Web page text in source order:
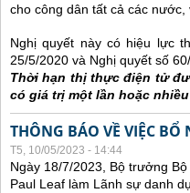
cho công dân tất cả các nước,
Nghị quyết này có hiệu lực
25/5/2020 và Nghị quyết số
Thời hạn thị thực điện tử
có giá trị một lần hoặc
THÔNG BÁO VỀ VIỆC
T5, 10/05/2023 - 14:44
Ngày 18/7/2023, Bộ trưởng
Paul Leaf làm Lãnh sự danh